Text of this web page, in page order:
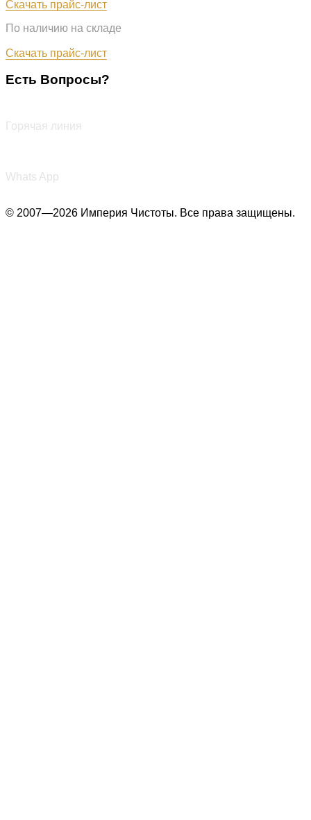
Скачать прайс-лист
По наличию на складе
Скачать прайс-лист
Есть Вопросы?
Горячая линия
Whats App
© 2007—2026 Империя Чистоты. Все права защищены.